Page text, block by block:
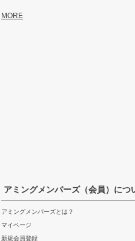
MORE
アミングメンバーズ（会員）につ
アミングメンバーズとは？
マイページ
新規会員登録